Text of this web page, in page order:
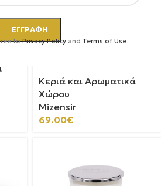
toPrivacy Policy and Terms of Use.
Mizensir | Noel À La
Montagne Scented
Κεριά και Αρωματικά
Χώρου
Mizensir
69.00€